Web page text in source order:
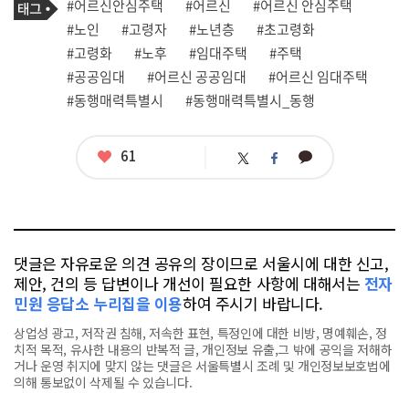
사
관
련
태
그
태
그
#어르신안심주택 #어르신
#어르신 안심주택
#노인
#고령자 #노년층
#초고령화
#고령화
#노후 #임대주택
#주택
#공공임대
#어르신 공공임대
#어르신 임대주택
#동행매력특별시
#동행매력특별시_동행
좋
61 트 페 카
댓글은 자유로운 의견 공유의 장이므로 서울시에 대한 신고,
제안, 건의 등 답변이나 개선이 필요한 사항에 대해서는 전자
민원 응답소 누리집을 이용하여 주시기 바랍니다.
상업성 광고, 저작권 침해, 저속한 표현, 특정인에 대한 비방, 명예훼손, 정
치적 목적, 유사한 내용의 반복적 글, 개인정보 유출,그 밖에 공익을 저해하
거나 운영 취지에 맞지 않는 댓글은 서울특별시 조례 및 개인정보보호법에
의해 통보없이 삭제될 수 있습니다.